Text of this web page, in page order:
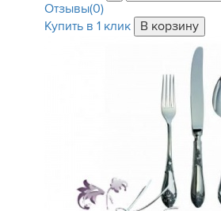
Отзывы(0)
Купить в 1 клик